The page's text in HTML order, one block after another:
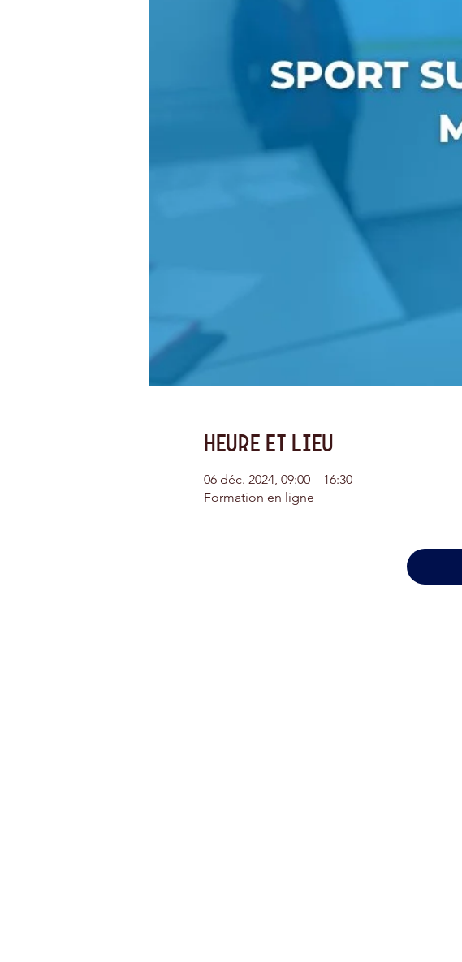
Heure et lieu
06 déc. 2024, 09:00 – 16:30
Formation en ligne